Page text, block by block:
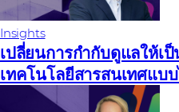
Insights
เปลี่ยนการกํากับดูแลให้เ
เทคโนโลยีสารสนเทศแบ